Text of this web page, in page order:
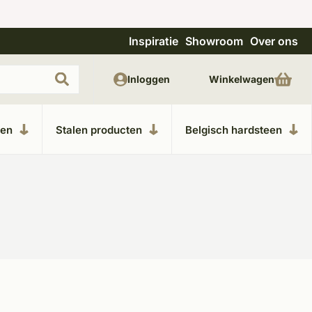
Unieke materialen in kempische bouwstijl
Inspiratie Showroom Over ons
Stalen producten Belgisch hardsteen
Inloggen Winkelwagen